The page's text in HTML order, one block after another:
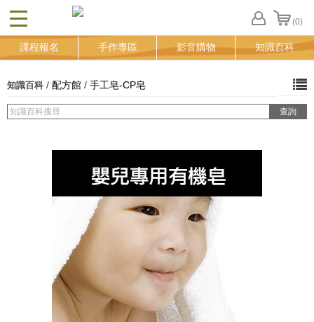
CLOSE (0)
FB
登
清
單
課程報名 手作專區 影音購物 知識百科
知識百科 / 配方館 / 手工皂-CP皂